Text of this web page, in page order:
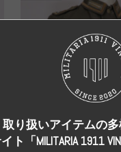
取り扱いアイテムの多
ト「MILITARIA 1911